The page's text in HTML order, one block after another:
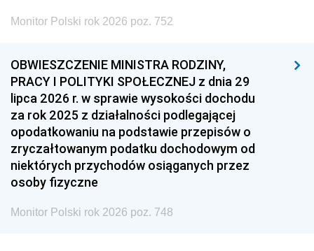
Monitor Polski rok 2026 poz. 752
OBWIESZCZENIE MINISTRA RODZINY,
PRACY I POLITYKI SPOŁECZNEJ z dnia 29
lipca 2026 r. w sprawie wysokości dochodu
za rok 2025 z działalności podlegającej
opodatkowaniu na podstawie przepisów o
zryczałtowanym podatku dochodowym od
niektórych przychodów osiąganych przez
osoby fizyczne
Monitor Polski rok 2026 poz. 748